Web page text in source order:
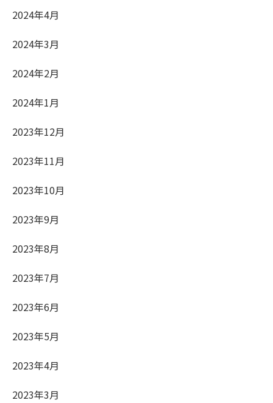
2024年4月
2024年3月
2024年2月
2024年1月
2023年12月
2023年11月
2023年10月
2023年9月
2023年8月
2023年7月
2023年6月
2023年5月
2023年4月
2023年3月